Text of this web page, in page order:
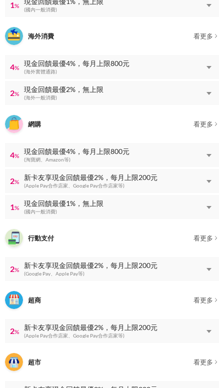
1% (國內一般消費)
海外消費 看更多
4%
現金回饋最優4%，每月上限800元
(海外實體通路)
2%
現金回饋最優2%，無上限
(海外一般消費)
網購 看更多
4%
現金回饋最優4%，每月上限800元
(淘寶網、Amazon等)
2%
新卡友享現金回饋最優2%，每月上限200元
(Apple Pay合作店家、Google Pay合作店家等)
1%
現金回饋最優1%，無上限
(國內一般消費)
行動支付 看更多
2%
新卡友享現金回饋最優2%，每月上限200元
(Google Pay、Apple Pay等)
超商 看更多
2%
新卡友享現金回饋最優2%，每月上限200元
(Apple Pay合作店家、Google Pay合作店家等)
超市 看更多